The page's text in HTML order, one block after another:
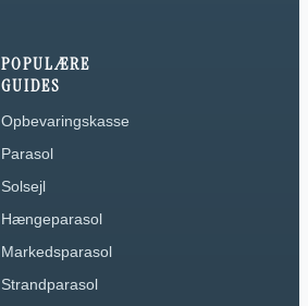
POPULÆRE
GUIDES
Opbevaringskasse
Parasol
Solsejl
Hængeparasol
Markedsparasol
Strandparasol